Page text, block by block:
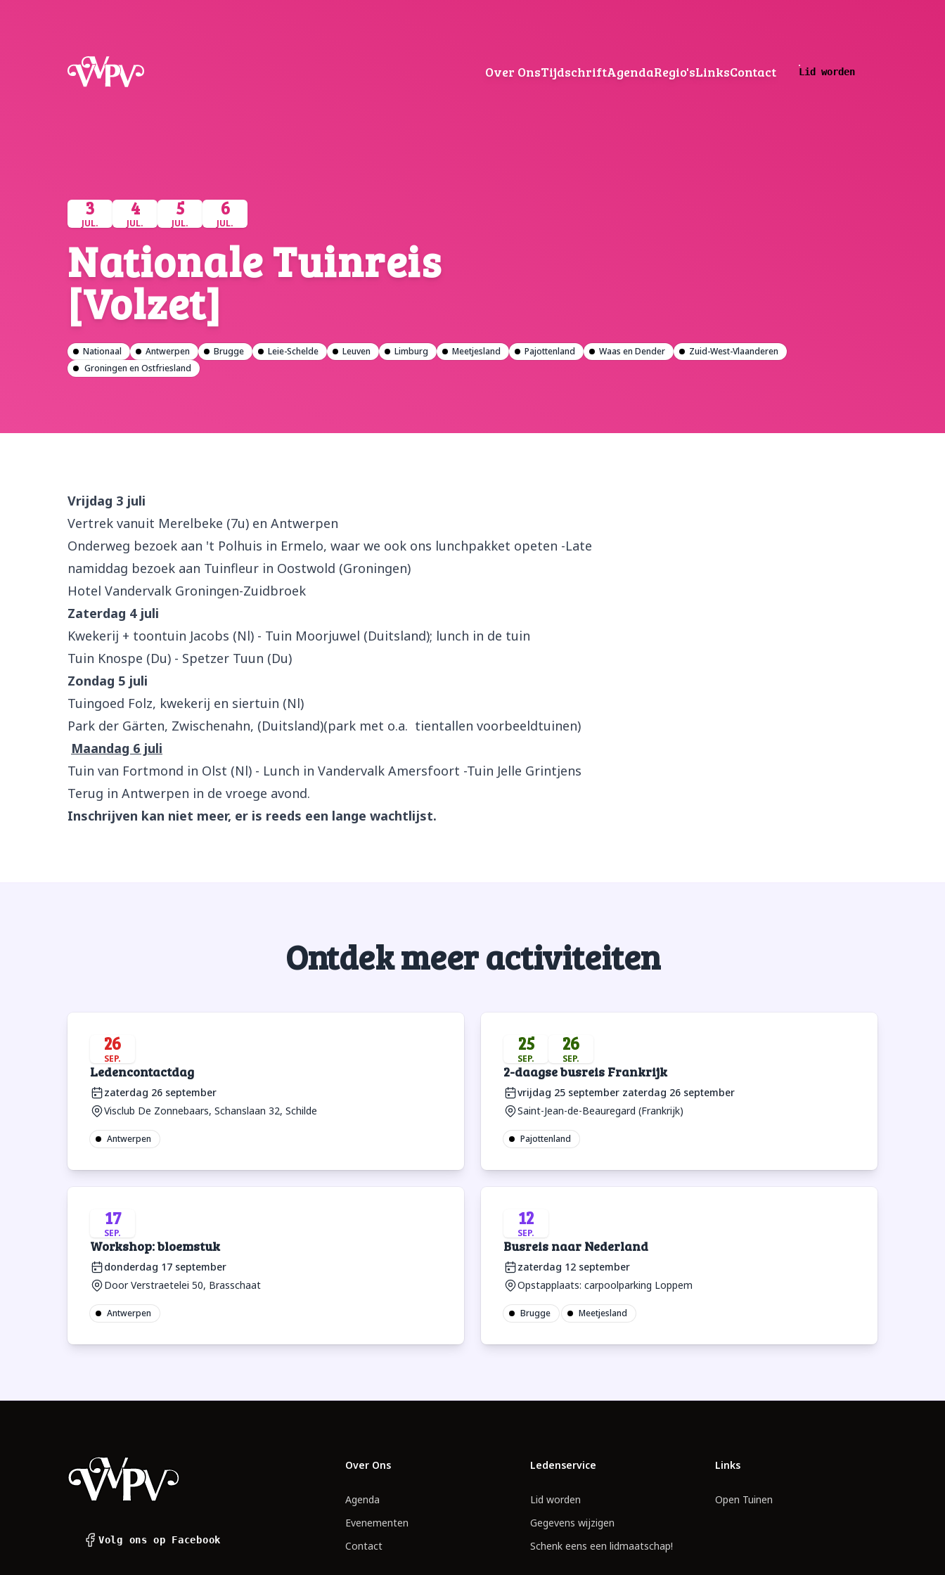
VVPV Over OnsTijdschriftAgendaRegio'sLinksContact Lid worden
3
JUL.
4
JUL.
5
JUL.
6
JUL.
Nationale Tuinreis
[Volzet]
Nationaal Antwerpen Brugge Leie-Schelde Leuven Limburg Meetjesland Pajottenland Waas en Dender
Zuid-West-Vlaanderen
Groningen en Ostfriesland
Vrijdag 3 juli
Vertrek vanuit Merelbeke (7u) en Antwerpen
Onderweg bezoek aan 't Polhuis in Ermelo, waar we ook ons lunchpakket opeten -Late
namiddag bezoek aan Tuinfleur in Oostwold (Groningen)
Hotel Vandervalk Groningen-Zuidbroek
Zaterdag 4 juli
Kwekerij + toontuin Jacobs (Nl) - Tuin Moorjuwel (Duitsland); lunch in de tuin
Tuin Knospe (Du) - Spetzer Tuun (Du)
Zondag 5 juli
Tuingoed Folz, kwekerij en siertuin (Nl)
Park der Gärten, Zwischenahn, (Duitsland)(park met o.a. tientallen voorbeeldtuinen)
Maandag 6 juli
Tuin van Fortmond in Olst (Nl) - Lunch in Vandervalk Amersfoort -Tuin Jelle Grintjens
Terug in Antwerpen in de vroege avond.
Inschrijven kan niet meer, er is reeds een lange wachtlijst.
Ontdek meer activiteiten
26
SEP.
Ledencontactdag
zaterdag 26 september
Visclub De Zonnebaars, Schanslaan 32, Schilde
Antwerpen
25
SEP.
26
SEP.
2-daagse busreis Frankrijk
vrijdag 25 september zaterdag 26 september
Saint-Jean-de-Beauregard (Frankrijk)
Pajottenland
17
SEP.
Workshop: bloemstuk
donderdag 17 september
Door Verstraetelei 50, Brasschaat
Antwerpen
12
SEP.
Busreis naar Nederland
zaterdag 12 september
Opstapplaats: carpoolparking Loppem
Brugge Meetjesland
Volg ons op Facebook
Over Ons
Agenda
Evenementen
Contact
Ledenservice
Lid worden
Gegevens wijzigen
Schenk eens een lidmaatschap!
Links
Open Tuinen